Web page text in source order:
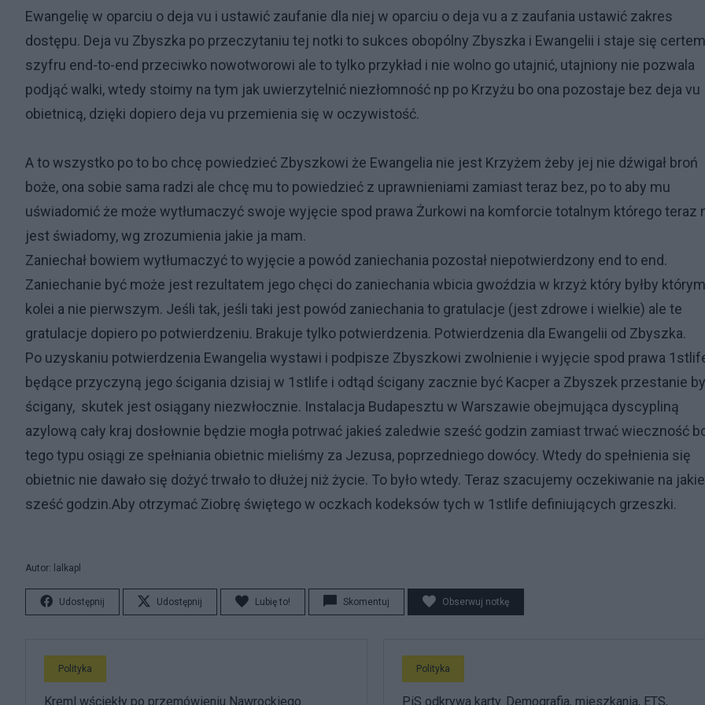
Ewangelię w oparciu o deja vu i ustawić zaufanie dla niej w oparciu o deja vu a z zaufania ustawić zakres
dostępu. Deja vu Zbyszka po przeczytaniu tej notki to sukces obopólny Zbyszka i Ewangelii i staje się
szyfru end-to-end przeciwko nowotworowi ale to tylko przykład i nie wolno go utajnić, utajniony nie pozwala
podjąć walki, wtedy stoimy na tym jak uwierzytelnić niezłomność np po Krzyżu bo ona pozostaje bez deja vu
obietnicą, dzięki dopiero deja vu przemienia się w oczywistość.
A to wszystko po to bo chcę powiedzieć Zbyszkowi że Ewangelia nie jest Krzyżem żeby jej nie dźwigał broń
boże, ona sobie sama radzi ale chcę mu to powiedzieć z uprawnieniami zamiast teraz bez, po to aby mu
uświadomić że może wytłumaczyć swoje wyjęcie spod prawa Żurkowi na komforcie totalnym którego teraz
jest świadomy, wg zrozumienia jakie ja mam.
Zaniechał bowiem wytłumaczyć to wyjęcie a powód zaniechania pozostał niepotwierdzony end to end.
Zaniechanie być może jest rezultatem jego chęci do zaniechania wbicia gwoździa w krzyż który byłby
kolei a nie pierwszym. Jeśli tak, jeśli taki jest powód zaniechania to gratulacje (jest zdrowe i wielkie) ale te
gratulacje dopiero po potwierdzeniu. Brakuje tylko potwierdzenia. Potwierdzenia dla Ewangelii od Zbyszka.
Po uzyskaniu potwierdzenia Ewangelia wystawi i podpisze Zbyszkowi zwolnienie i wyjęcie spod prawa
będące przyczyną jego ścigania dzisiaj w 1stlife i odtąd ścigany zacznie być Kacper a Zbyszek przestanie
ścigany, skutek jest osiągany niezwłocznie. Instalacja Budapesztu w Warszawie obejmująca dyscypliną
azylową cały kraj dosłownie będzie mogła potrwać jakieś zaledwie sześć godzin zamiast trwać wieczność
tego typu osiągi ze spełniania obietnic mieliśmy za Jezusa, poprzedniego dowócy. Wtedy do spełnienia się
obietnic nie dawało się dożyć trwało to dłużej niż życie. To było wtedy. Teraz szacujemy oczekiwanie na
sześć godzin.Aby otrzymać Ziobrę świętego w oczkach kodeksów tych w 1stlife definiujących grzeszki.
Autor: lalkapl
Udostępnij Udostępnij Lubię to! Skomentuj Obserwuj notkę
Polityka
Kreml wściekły po przemówieniu Nawrockiego.
Polityka
PiS odkrywa karty. Demografia, mieszkania, ETS,